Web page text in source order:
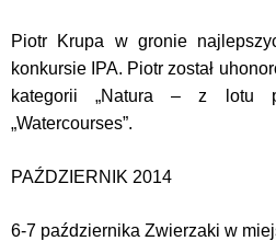
Piotr Krupa w gronie
konkursie IPA. Piotr został
kategorii „Natura – z lotu
„Watercourses”.
PAŹDZIERNIK 2014
6-7 października Zwierzaki w